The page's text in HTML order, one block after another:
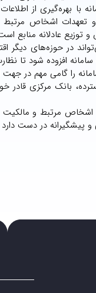
با بهره‌گیری از
اشخاص مرتبط
توزیع عادلانه منابع
در حوزه‌های دیگر
سامانه افزوده شود تا
را گامی مهم در
بانک مرکزی قادر
مرتبط و مالکیت
پیشگیرانه در دست